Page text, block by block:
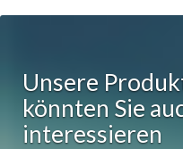
Unsere
könnten Sie
interessieren